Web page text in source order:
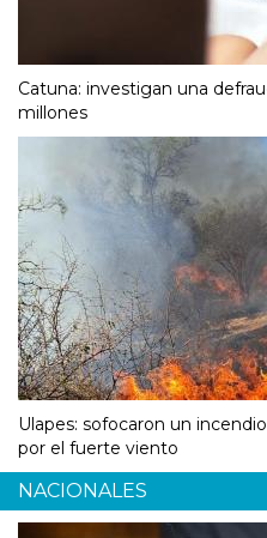
Catuna: investigan una
millones
Ulapes: sofocaron un
por el fuerte viento
NACIONALES